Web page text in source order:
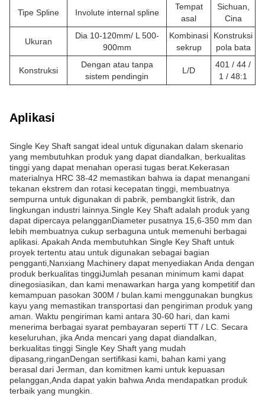
Tipe Spline Involute internal spline
Tempat
asal
Sichuan,
Cina
Ukuran
Dia 10-120mm/ L 500-
900mm
Kombinasi
sekrup
Konstruksi
pola bata
Konstruksi
Dengan atau tanpa
sistem pendingin
L/D
401 / 44 /
1 / 48:1
Aplikasi
Single Key Shaft sangat ideal untuk digunakan dalam skenario
yang membutuhkan produk yang dapat diandalkan, berkualitas
tinggi yang dapat menahan operasi tugas berat.Kekerasan
materialnya HRC 38-42 memastikan bahwa ia dapat menangani
tekanan ekstrem dan rotasi kecepatan tinggi, membuatnya
sempurna untuk digunakan di pabrik, pembangkit listrik, dan
lingkungan industri lainnya.Single Key Shaft adalah produk yang
dapat dipercaya pelangganDiameter pusatnya 15,6-350 mm dan
lebih membuatnya cukup serbaguna untuk memenuhi berbagai
aplikasi. Apakah Anda membutuhkan Single Key Shaft untuk
proyek tertentu atau untuk digunakan sebagai bagian
pengganti,Nanxiang Machinery dapat menyediakan Anda dengan
produk berkualitas tinggiJumlah pesanan minimum kami dapat
dinegosiasikan, dan kami menawarkan harga yang kompetitif dan
kemampuan pasokan 300M / bulan.kami menggunakan bungkus
kayu yang memastikan transportasi dan pengiriman produk yang
aman. Waktu pengiriman kami antara 30-60 hari, dan kami
menerima berbagai syarat pembayaran seperti TT / LC. Secara
keseluruhan, jika Anda mencari yang dapat diandalkan,
berkualitas tinggi Single Key Shaft yang mudah
dipasang,ringanDengan sertifikasi kami, bahan kami yang
berasal dari Jerman, dan komitmen kami untuk kepuasan
pelanggan,Anda dapat yakin bahwa Anda mendapatkan produk
terbaik yang mungkin.